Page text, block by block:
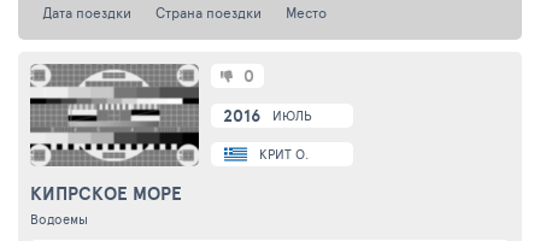
Дата поездки Страна поездки Место
2016 ИЮЛЬ
КРИТ О.
КИПРСКОЕ МОРЕ
Водоемы
0